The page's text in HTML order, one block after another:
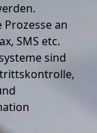
an
SMS etc.
sind